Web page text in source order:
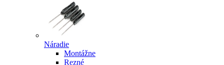
Náradie
Montážne
Rezné